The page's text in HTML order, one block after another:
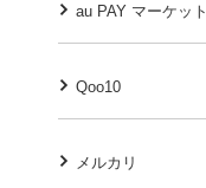
au PAY マーケット
Qoo10
メルカリ